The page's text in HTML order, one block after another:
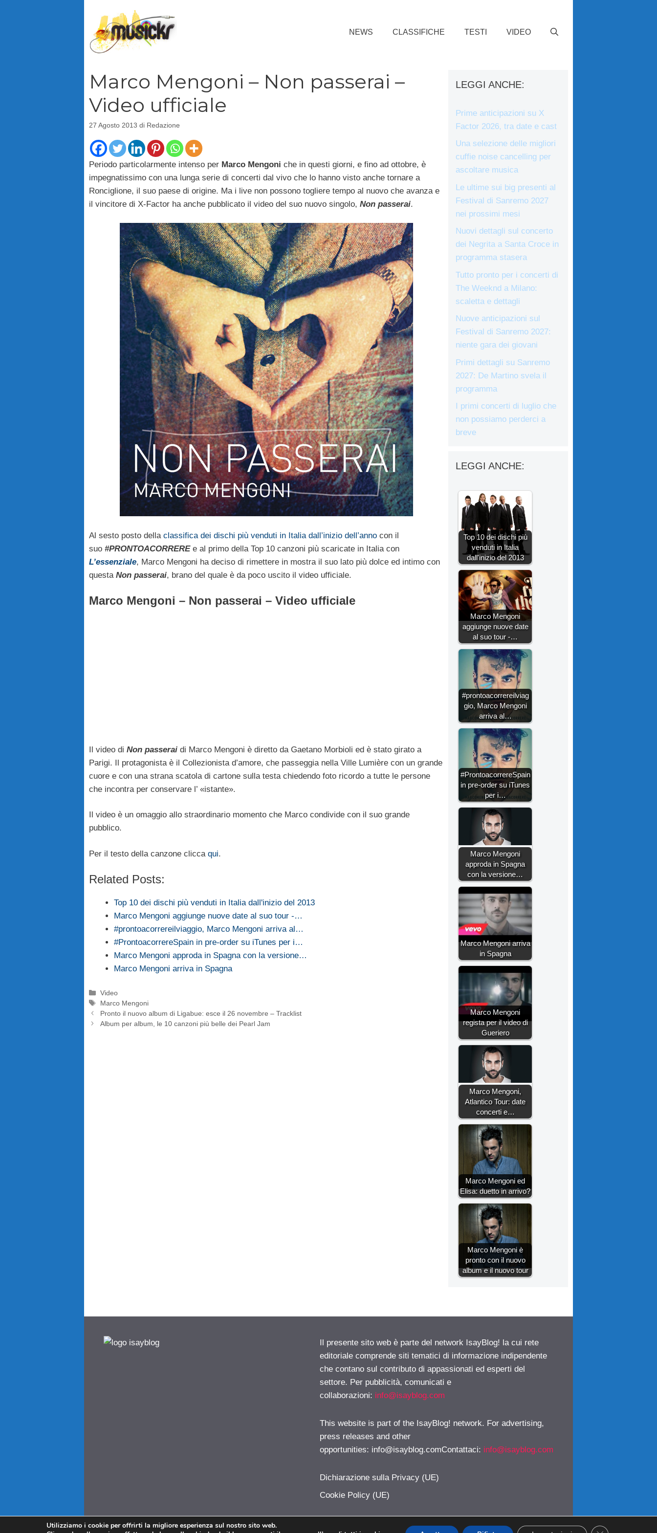
NEWS CLASSIFICHE TESTI VIDEO
Marco Mengoni – Non passerai –
Video ufficiale
27 Agosto 2013 di Redazione
Periodo particolarmente intenso per Marco Mengoni che in questi giorni, e fino ad ottobre, è
impegnatissimo con una lunga serie di concerti dal vivo che lo hanno visto anche tornare a
Ronciglione, il suo paese di origine. Ma i live non possono togliere tempo al nuovo che avanza e
il vincitore di X-Factor ha anche pubblicato il video del suo nuovo singolo, Non passerai.
Al sesto posto della classifica dei dischi più venduti in Italia dall’inizio dell’anno con il
suo #PRONTOACORRERE e al primo della Top 10 canzoni più scaricate in Italia con
L’essenziale, Marco Mengoni ha deciso di rimettere in mostra il suo lato più dolce ed intimo con
questa Non passerai, brano del quale è da poco uscito il video ufficiale.
Marco Mengoni – Non passerai – Video ufficiale
Il video di Non passerai di Marco Mengoni è diretto da Gaetano Morbioli ed è stato girato a
Parigi. Il protagonista è il Collezionista d’amore, che passeggia nella Ville Lumière con un grande
cuore e con una strana scatola di cartone sulla testa chiedendo foto ricordo a tutte le persone
che incontra per conservare l’ «istante».
Il video è un omaggio allo straordinario momento che Marco condivide con il suo grande
pubblico.
Per il testo della canzone clicca qui.
Related Posts:
Top 10 dei dischi più venduti in Italia dall'inizio del 2013
Marco Mengoni aggiunge nuove date al suo tour -…
#prontoacorrereilviaggio, Marco Mengoni arriva al…
#ProntoacorrereSpain in pre-order su iTunes per i…
Marco Mengoni approda in Spagna con la versione…
Marco Mengoni arriva in Spagna
Categorie
Video
Tag
Marco Mengoni
Pronto il nuovo album di Ligabue: esce il 26 novembre – Tracklist
Album per album, le 10 canzoni più belle dei Pearl Jam
LEGGI ANCHE:
Prime anticipazioni su X
Factor 2026, tra date e cast
Una selezione delle migliori
cuffie noise cancelling per
ascoltare musica
Le ultime sui big presenti al
Festival di Sanremo 2027
nei prossimi mesi
Nuovi dettagli sul concerto
dei Negrita a Santa Croce in
programma stasera
Tutto pronto per i concerti di
The Weeknd a Milano:
scaletta e dettagli
Nuove anticipazioni sul
Festival di Sanremo 2027:
niente gara dei giovani
Primi dettagli su Sanremo
2027: De Martino svela il
programma
I primi concerti di luglio che
non possiamo perderci a
breve
LEGGI ANCHE:
Top 10 dei dischi più
venduti in Italia
dall'inizio del 2013
Marco Mengoni
aggiunge nuove date
al suo tour -…
#prontoacorrereilviag
gio, Marco Mengoni
arriva al…
#ProntoacorrereSpain
in pre-order su iTunes
per i…
Marco Mengoni
approda in Spagna
con la versione…
Marco Mengoni arriva
in Spagna
Marco Mengoni
regista per il video di
Gueriero
Marco Mengoni,
Atlantico Tour: date
concerti e…
Marco Mengoni ed
Elisa: duetto in arrivo?
Marco Mengoni è
pronto con il nuovo
album e il nuovo tour
Il presente sito web è parte del network IsayBlog! la cui rete
editoriale comprende siti tematici di informazione indipendente
che contano sul contributo di appassionati ed esperti del
settore. Per pubblicità, comunicati e
collaborazioni: info@isayblog.com
This website is part of the IsayBlog! network. For advertising,
press releases and other
opportunities: info@isayblog.comContattaci: info@isayblog.com
Dichiarazione sulla Privacy (UE)
Cookie Policy (UE)
Utilizziamo i cookie per offrirti la migliore esperienza sul nostro sito web.